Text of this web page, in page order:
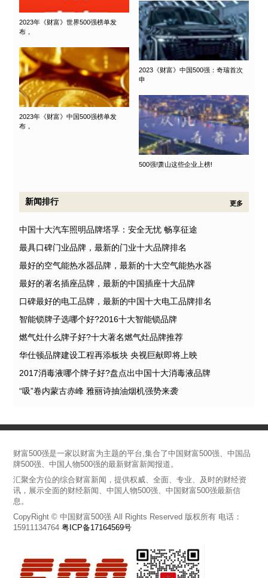
2023年《财富》世界500强榜单发
布，
2023《财富》中国500强：奇瑞首次
申
2023年《财富》中国500强榜单发
布，
500强!萧山这些企业上榜!
新闻排行 更多
中国十大汽车照明品牌塔孚：安全无忧 畅享征途
最具口碑门业品牌，最新的门业十大品牌排名
最好的空气能热水器品牌，最新的十大空气能热水器
最好的著名插座品牌，最新的中国插座十大品牌
口碑最好的电工品牌，最新的中国十大电工品牌排名
智能锁牌子选哪个好?2016十大智能锁品牌
燃气灶什么牌子好?十大著名燃气灶品牌推荐
华仕顿品牌建设工程再添板块 央视巨献即将上映
2017消毒液哪个牌子好?盘点出中国十大消毒液品牌
“吸”卷内蒙古赤峰 雅丽诗抽油烟机强势来袭
财富500强是一家以财富为主题的平台,集合了中国财富500强、中国品
牌500强、中国人物500强的最新财富新闻报道。
汇聚全方位的综合财富新闻，提供权威、全面、专业、及时的财经资
讯，展示全面的财经新闻、中国人物500强、中国财富500强最新信
息。
CopyRight © 中国财富500强 All Rights Reserved 版权所有 电话：
15911134764粤ICP备17164569号